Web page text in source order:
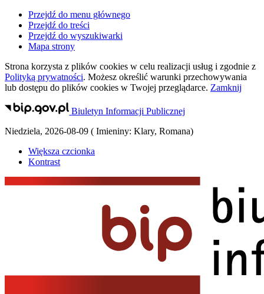
Przejdź do menu głównego
Przejdź do treści
Przejdź do wyszukiwarki
Mapa strony
Strona korzysta z plików cookies w celu realizacji usług i zgodnie z
Polityką prywatności. Możesz określić warunki przechowywania
lub dostępu do plików cookies w Twojej przeglądarce. Zamknij
Biuletyn Informacji Publicznej
Niedziela, 2026-08-09 ( Imieniny: Klary, Romana)
Większa czcionka
Kontrast